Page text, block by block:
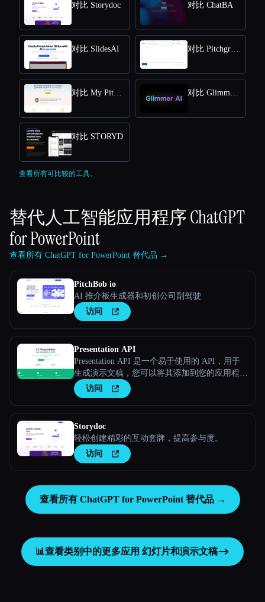
对比 Storydoc 对比 ChatBA
对比 SlidesAI 对比 Pitchgrade
对比 My Pitch Deck 对比 Glimmer AI
对比 STORYD
查看所有可比较的工具。
替代人工智能应用程序ChatGPT
for PowerPoint
查看所有 ChatGPT for PowerPoint 替代品 →
PitchBob io
AI 推介板生成器和初创公司副驾驶
访问
Presentation API
Presentation API 是一个易于使用的 API，用于
生成演示文稿，您可以将其添加到您的应用程序
和网站中。 长描述
访问
Storydoc
轻松创建精彩的互动套牌，提高参与度。
访问
查看所有 ChatGPT for PowerPoint 替代品 →
📊查看类别中的更多应用 幻灯片和演示文稿